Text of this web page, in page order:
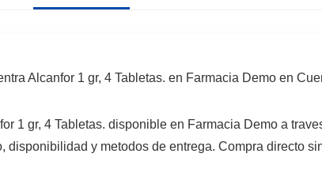
Alcanfor 1 gr, 4 Tabletas. en Farmacia Demo en
1 gr, 4 Tabletas. disponible en Farmacia Demo a
disponibilidad y metodos de entrega. Compra directo